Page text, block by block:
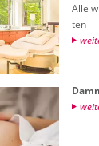
Alle
ten